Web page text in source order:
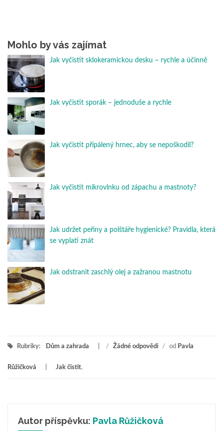
Mohlo by vás zajímat
Jak vyčistit sklokeramickou desku – rychle a účinně
Jak vyčistit sporák – jednoduše a rychle
Jak vyčistit připálený hrnec, aby se nepoškodil?
Jak vyčistit mikrovlnku od zápachu a mastnoty?
Jak udržet peřiny a polštáře hygienické? Pravidla, která
se vyplatí znát
Jak odstranit zaschlý olej a zažranou mastnotu
Rubriky: Dům a zahrada / Žádné odpovědi / od Pavla
Růžičková Jak čistit,
Autor příspěvku: Pavla Růžičková